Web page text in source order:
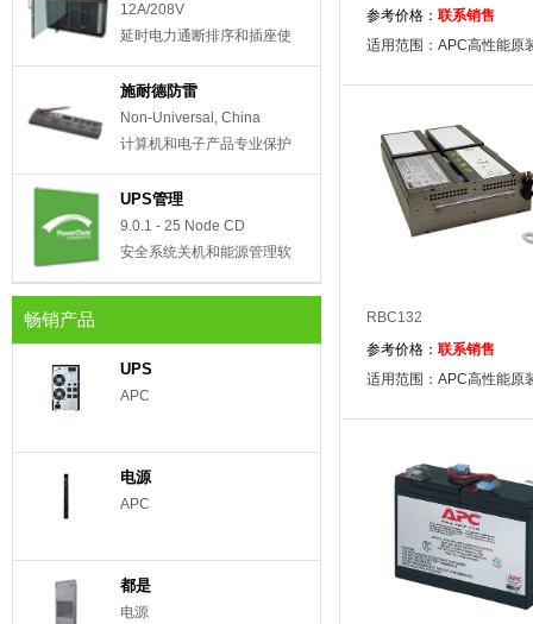
12A/208V
延时电力通断排序和插座使
用管理
施耐德防雷
Non-Universal, China
计算机和电子产品专业保护
UPS管理
9.0.1 - 25 Node CD
安全系统关机和能源管理软
件
畅销产品
UPS
APC
电源
APC
都是
电源
参考价格： 联系销售
适用范围：APC高性能原
RBC132
参考价格： 联系销售
适用范围：APC高性能原